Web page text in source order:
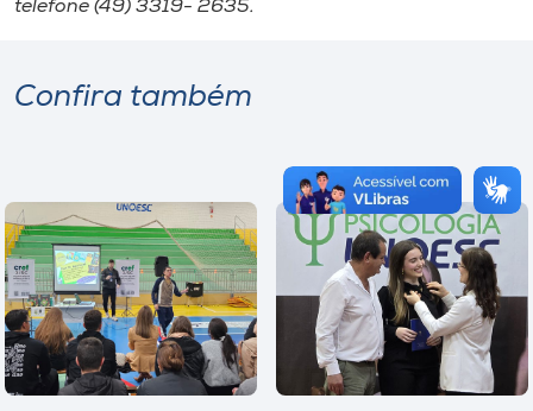
telefone (49) 3319- 2635.
Confira também